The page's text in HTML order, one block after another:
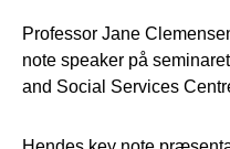
Professor Jane
note speaker på
and Social Services